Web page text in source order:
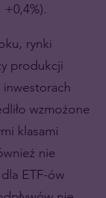
+0,4%).
rynki
produkcji
wzmożone
klasami
nie
ETF-ów